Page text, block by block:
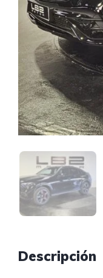
Descripción